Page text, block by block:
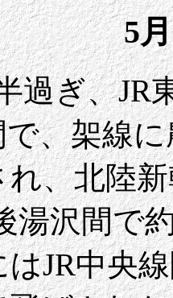
5
過ぎ、JR
、架線
、北陸
湯沢間で
JR中央